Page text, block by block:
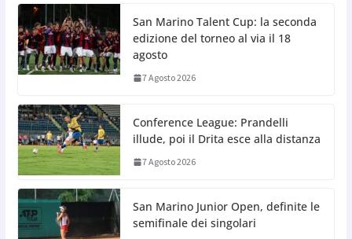
San Marino Talent Cup: la seconda
edizione del torneo al via il 18
agosto
7 Agosto 2026
Conference League: Prandelli
illude, poi il Drita esce alla distanza
7 Agosto 2026
San Marino Junior Open, definite le
semifinale dei singolari